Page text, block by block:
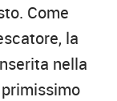
Come
la
nella